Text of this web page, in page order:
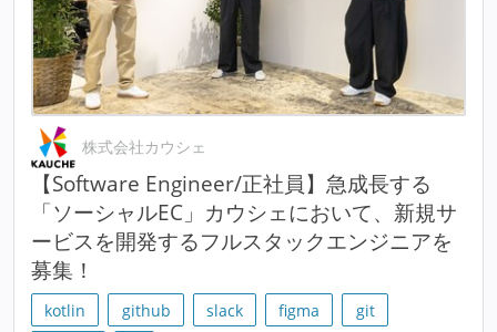
株式会社カウシェ
【Software Engineer/正社員】急成長する
「ソーシャルEC」カウシェにおいて、新規サ
ービスを開発するフルスタックエンジニアを
募集！
kotlin github slack figma
git